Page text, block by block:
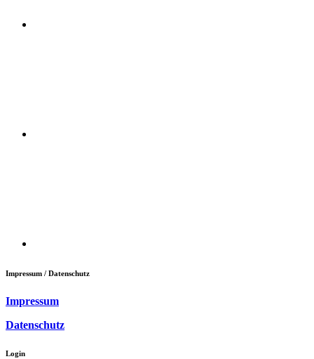
Impressum / Datenschutz
Impressum
Datenschutz
Login